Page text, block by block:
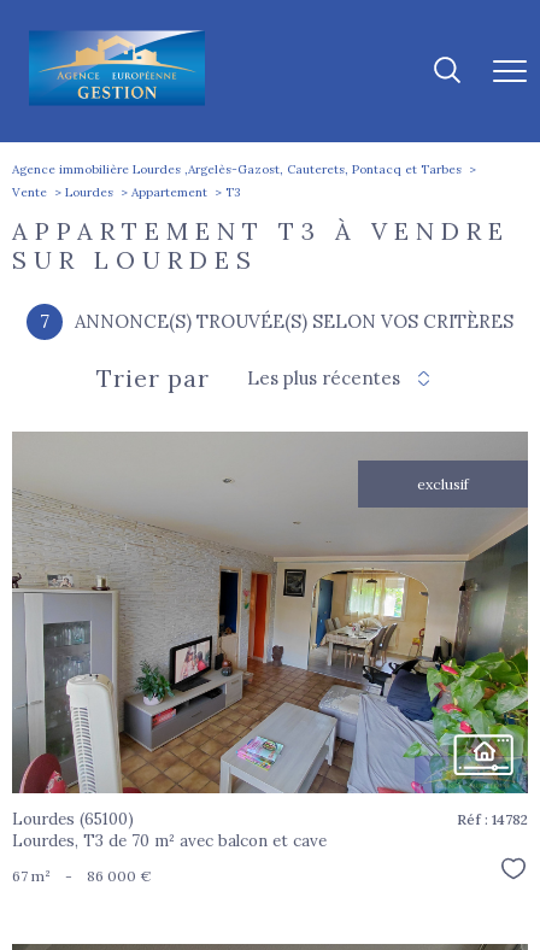
Agence immobilière Lourdes ,Argelès-Gazost, Cauterets, Pontacq et Tarbes
Vente
Lourdes Appartement T3
APPARTEMENT T3 À VENDRE
SUR LOURDES
7 ANNONCE(S) TROUVÉE(S) SELON VOS CRITÈRES
Trier par Les plus récentes
exclusif
voir le
bien
Lourdes (65100)
Lourdes, T3 de 70 m² avec balcon et cave
Réf : 14782
67 m² - 86 000 €